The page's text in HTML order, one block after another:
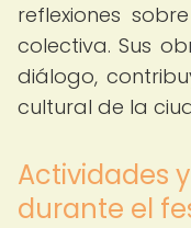
reflexiones
colectiva. Sus
diálogo,
cultural de la
Actividades
durante el